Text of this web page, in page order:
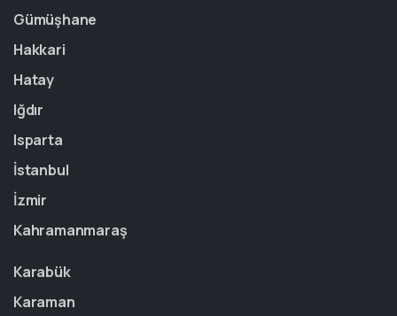
Gümüşhane
Hakkari
Hatay
Iğdır
Isparta
İstanbul
İzmir
Kahramanmaraş
Karabük
Karaman